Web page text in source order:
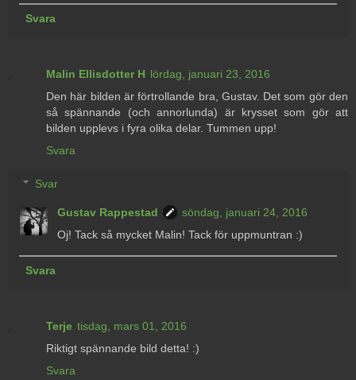
Svara
Malin Ellisdotter H lördag, januari 23, 2016
Den här bilden är förtrollande bra, Gustav. Det som gör den
så spännande (och annorlunda) är krysset som gör att
bilden upplevs i fyra olika delar. Tummen upp!
Svara
Svar
Gustav Rappestad
söndag, januari 24, 2016
Oj! Tack så mycket Malin! Tack för uppmuntran :)
Svara
Terje tisdag, mars 01, 2016
Riktigt spännande bild detta! :)
Svara